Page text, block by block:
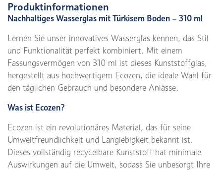
Produktinformationen
Nachhaltiges Wasserglas mit Türkisem Boden – 310 ml
Lernen Sie unser innovatives Wasserglas kennen, das Stil
und Funktionalität perfekt kombiniert. Mit einem
Fassungsvermögen von 310 ml ist dieses Kunststoffglas,
hergestellt aus hochwertigem Ecozen, die ideale Wahl für
den täglichen Gebrauch und besondere Anlässe.
Was ist Ecozen?
Ecozen ist ein revolutionäres Material, das für seine
Umweltfreundlichkeit und Langlebigkeit bekannt ist.
Dieses vollständig recycelbare Kunststoff hat minimale
Auswirkungen auf die Umwelt, sodass Sie unbesorgt Ihre